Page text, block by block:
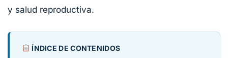
y salud reproductiva.
ÍNDICE DE CONTENIDOS